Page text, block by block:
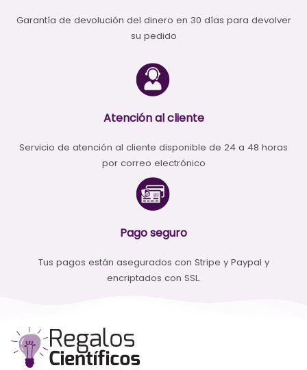
Garantía de devolución del dinero en 30 días para devolver
su pedido
Atención al cliente
Servicio de atención al cliente disponible de 24 a 48 horas
por correo electrónico
Pago seguro
Tus pagos están asegurados con Stripe y Paypal y
encriptados con SSL.